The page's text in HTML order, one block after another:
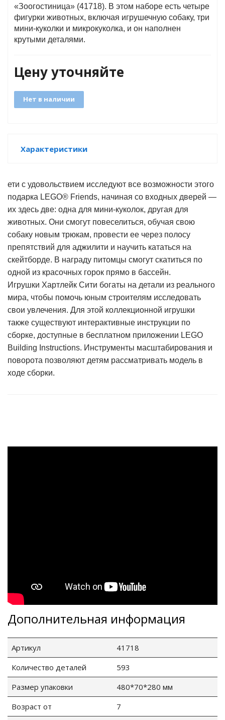
«Зоогостиница» (41718). В этом наборе есть четыре
фигурки животных, включая игрушечную собаку, три
мини-куколки и микрокуколка, и он наполнен
крутыми деталями.
Цену уточняйте
Нет в наличии
Характеристики
ети с удовольствием исследуют все возможности этого
подарка LEGO® Friends, начиная со входных дверей —
их здесь две: одна для мини-куколок, другая для
животных. Они смогут повеселиться, обучая свою
собаку новым трюкам, провести ее через полосу
препятствий для аджилити и научить кататься на
скейтборде. В награду питомцы смогут скатиться по
одной из красочных горок прямо в бассейн.
Игрушки Хартлейк Сити богаты на детали из реального
мира, чтобы помочь юным строителям исследовать
свои увлечения. Для этой коллекционной игрушки
также существуют интерактивные инструкции по
сборке, доступные в бесплатном приложении LEGO
Building Instructions. Инструменты масштабирования и
поворота позволяют детям рассматривать модель в
ходе сборки.
Дополнительная информация
Артикул
41718
Количество деталей
593
Размер упаковки
480*70*280 мм
Возраст от
7